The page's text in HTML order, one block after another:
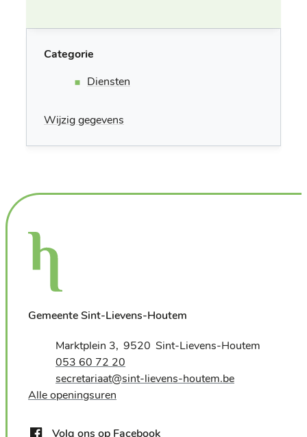
Categorie
Diensten
Wijzig gegevens
Gemeente Sint-Lievens-Houtem
AdresMarktplein 3 ,9520 Sint-Lievens-Houtem
053 60 72 20
E-mailsecretariaat@sint-lievens-houtem.be
Alle openingsuren
Volg ons op Facebook